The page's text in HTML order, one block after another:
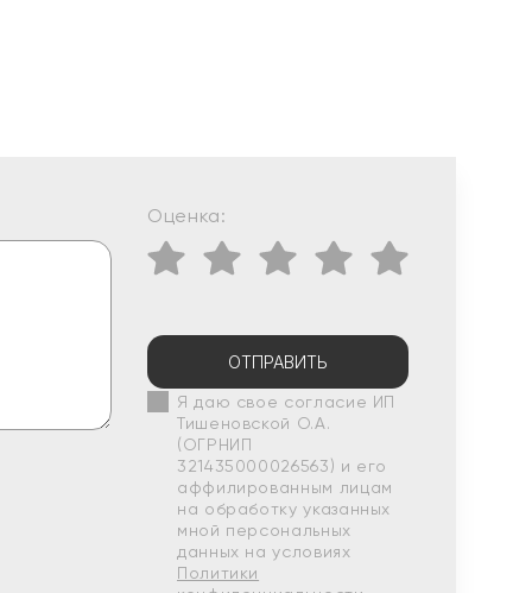
Оценка:
ОТПРАВИТЬ
Я даю свое согласие ИП
Тишеновской О.А.
(ОГРНИП
321435000026563) и его
аффилированным лицам
на обработку указанных
мной персональных
данных на условиях
Политики